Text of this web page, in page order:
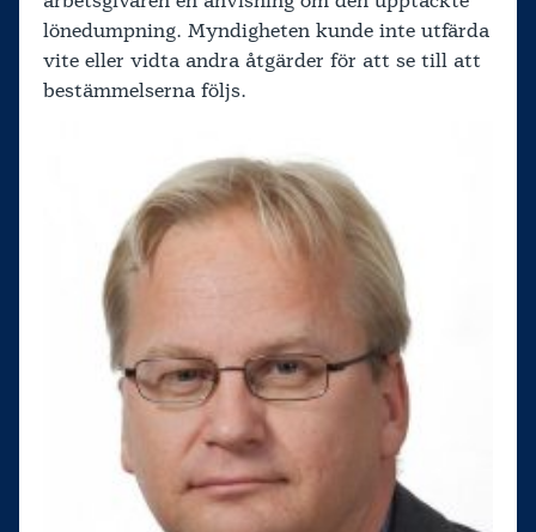
lönedumpning. Myndigheten kunde inte utfärda
vite eller vidta andra åtgärder för att se till att
bestämmelserna följs.